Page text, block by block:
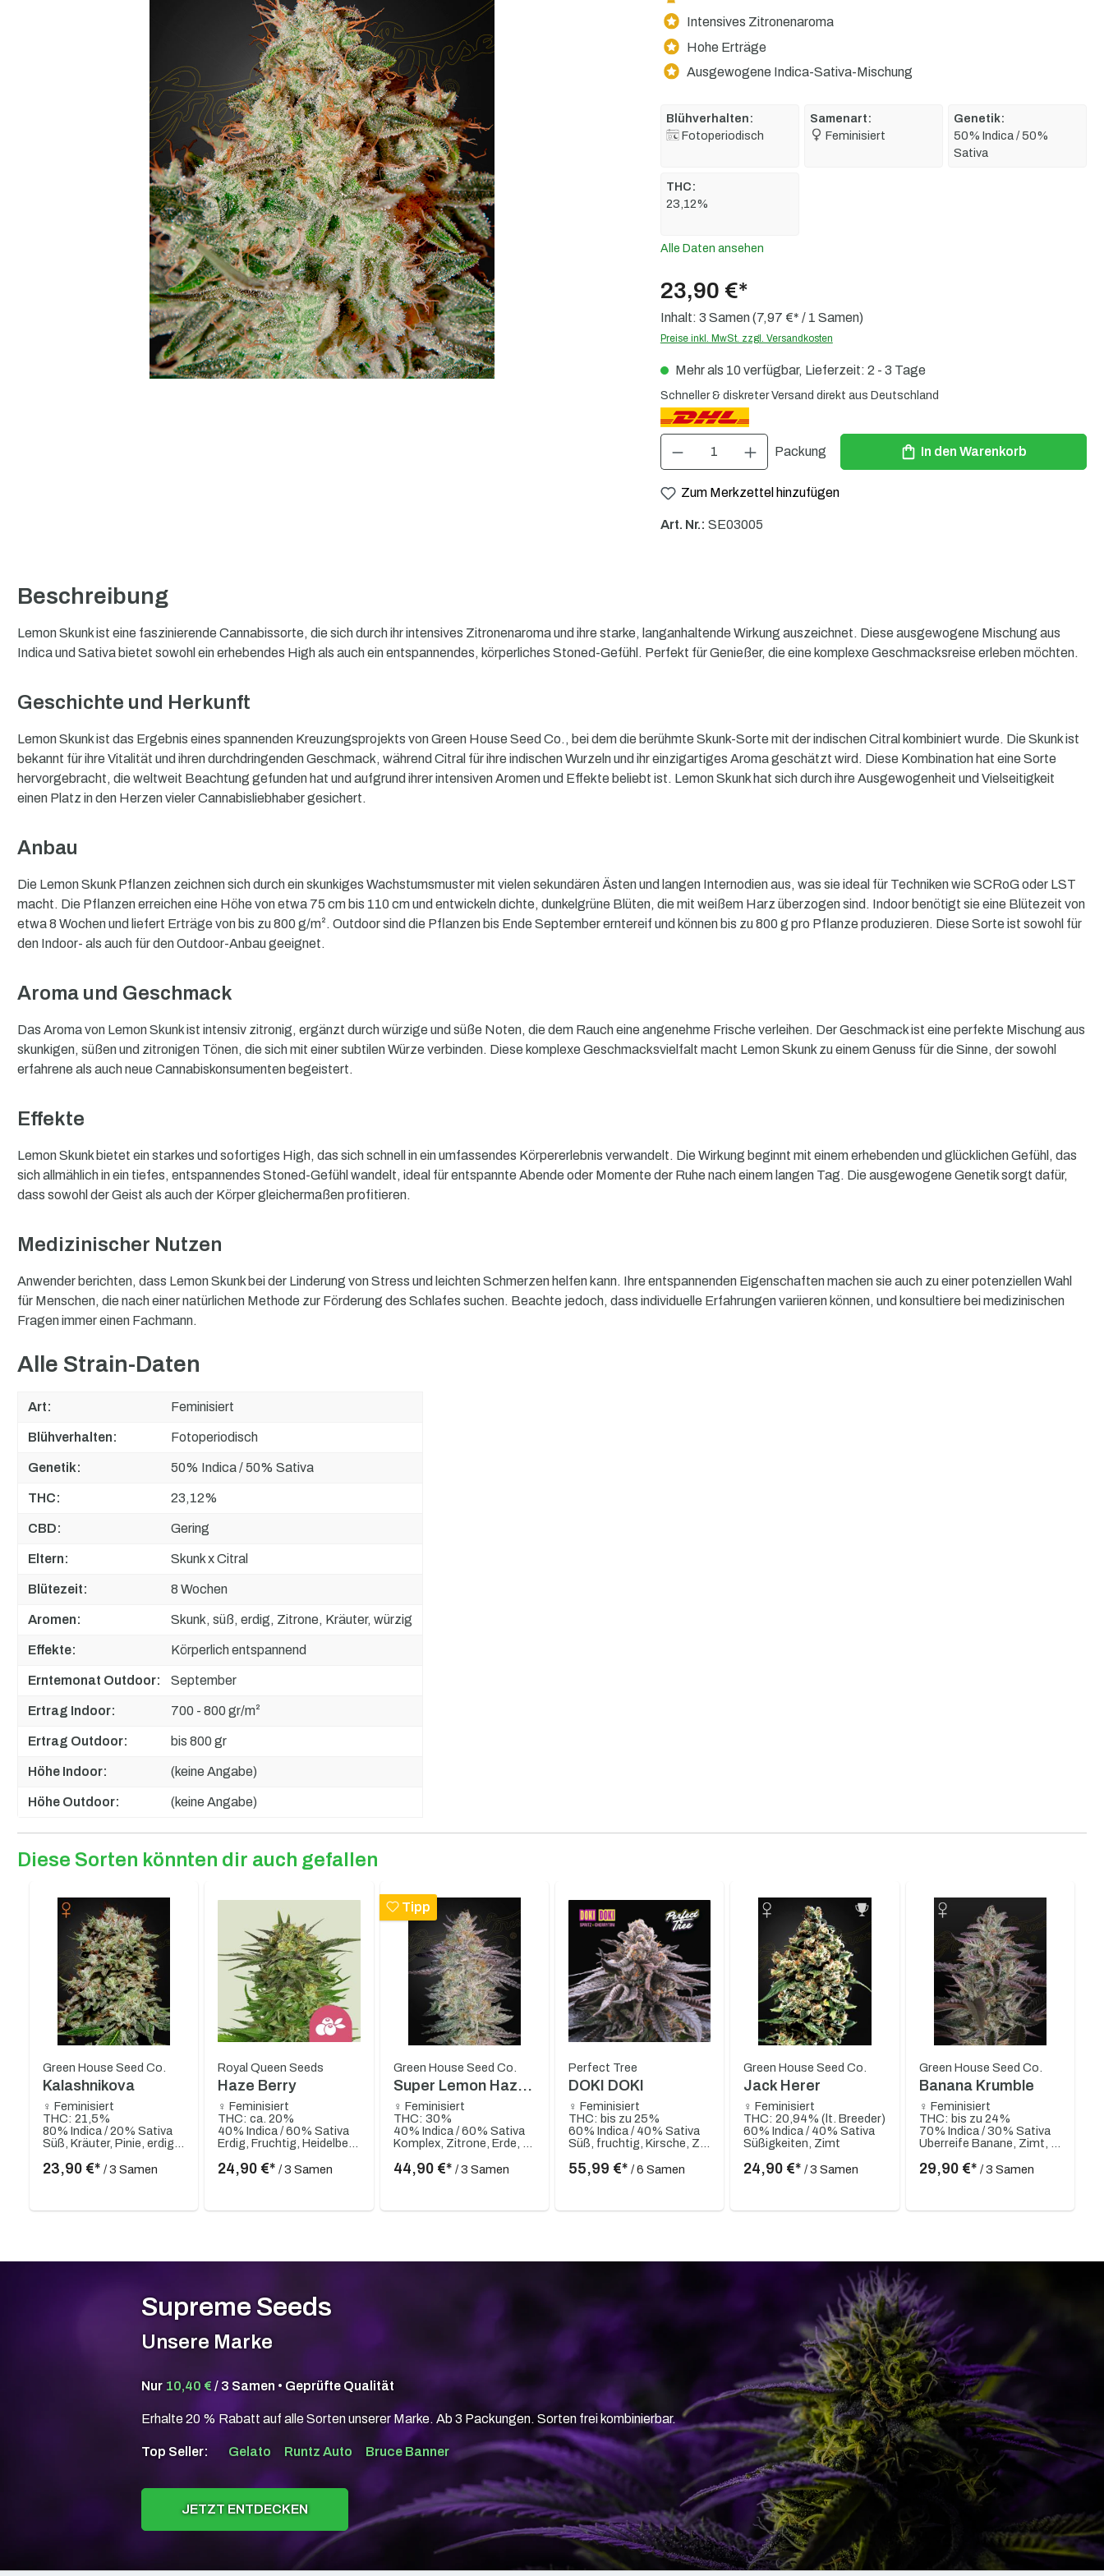
Intensives Zitronenaroma
Hohe Erträge
Ausgewogene Indica-Sativa-Mischung
Blühverhalten:
Fotoperiodisch
Samenart:
Feminisiert
Genetik:
50% Indica / 50%
Sativa
THC:
23,12%
Alle Daten ansehen
23,90 €*
Inhalt: 3 Samen(7,97 €* / 1 Samen)
Preise inkl. MwSt. zzgl. Versandkosten
Mehr als 10 verfügbar, Lieferzeit: 2 - 3 Tage
Schneller & diskreter Versand direkt aus Deutschland
Produkt Anzahl: Gib den gewünschten Wert ein oder benutze die Schaltflächen um die Anzahl zu
Packung In den Warenkorb
Zum Merkzettel hinzufügen
Art. Nr.: SE03005
Beschreibung
Lemon Skunk ist eine faszinierende Cannabissorte, die sich durch ihr intensives Zitronenaroma und ihre starke, langanhaltende Wirkung auszeichnet. Diese ausgewogene Mischung aus
Indica und Sativa bietet sowohl ein erhebendes High als auch ein entspannendes, körperliches Stoned-Gefühl. Perfekt für Genießer, die eine komplexe Geschmacksreise erleben möchten.
Geschichte und Herkunft
Lemon Skunk ist das Ergebnis eines spannenden Kreuzungsprojekts von Green House Seed Co., bei dem die berühmte Skunk-Sorte mit der indischen Citral kombiniert wurde. Die Skunk ist
bekannt für ihre Vitalität und ihren durchdringenden Geschmack, während Citral für ihre indischen Wurzeln und ihr einzigartiges Aroma geschätzt wird. Diese Kombination hat eine Sorte
hervorgebracht, die weltweit Beachtung gefunden hat und aufgrund ihrer intensiven Aromen und Effekte beliebt ist. Lemon Skunk hat sich durch ihre Ausgewogenheit und Vielseitigkeit
einen Platz in den Herzen vieler Cannabisliebhaber gesichert.
Anbau
Die Lemon Skunk Pflanzen zeichnen sich durch ein skunkiges Wachstumsmuster mit vielen sekundären Ästen und langen Internodien aus, was sie ideal für Techniken wie SCRoG oder LST
macht. Die Pflanzen erreichen eine Höhe von etwa 75 cm bis 110 cm und entwickeln dichte, dunkelgrüne Blüten, die mit weißem Harz überzogen sind. Indoor benötigt sie eine Blütezeit von
etwa 8 Wochen und liefert Erträge von bis zu 800 g/m². Outdoor sind die Pflanzen bis Ende September erntereif und können bis zu 800 g pro Pflanze produzieren. Diese Sorte ist sowohl für
den Indoor- als auch für den Outdoor-Anbau geeignet.
Aroma und Geschmack
Das Aroma von Lemon Skunk ist intensiv zitronig, ergänzt durch würzige und süße Noten, die dem Rauch eine angenehme Frische verleihen. Der Geschmack ist eine perfekte Mischung aus
skunkigen, süßen und zitronigen Tönen, die sich mit einer subtilen Würze verbinden. Diese komplexe Geschmacksvielfalt macht Lemon Skunk zu einem Genuss für die Sinne, der sowohl
erfahrene als auch neue Cannabiskonsumenten begeistert.
Effekte
Lemon Skunk bietet ein starkes und sofortiges High, das sich schnell in ein umfassendes Körpererlebnis verwandelt. Die Wirkung beginnt mit einem erhebenden und glücklichen Gefühl, das
sich allmählich in ein tiefes, entspannendes Stoned-Gefühl wandelt, ideal für entspannte Abende oder Momente der Ruhe nach einem langen Tag. Die ausgewogene Genetik sorgt dafür,
dass sowohl der Geist als auch der Körper gleichermaßen profitieren.
Medizinischer Nutzen
Anwender berichten, dass Lemon Skunk bei der Linderung von Stress und leichten Schmerzen helfen kann. Ihre entspannenden Eigenschaften machen sie auch zu einer potenziellen Wahl
für Menschen, die nach einer natürlichen Methode zur Förderung des Schlafes suchen. Beachte jedoch, dass individuelle Erfahrungen variieren können, und konsultiere bei medizinischen
Fragen immer einen Fachmann.
Alle Strain-Daten
Art: Feminisiert
Blühverhalten: Fotoperiodisch
Genetik: 50% Indica / 50% Sativa
THC: 23,12%
CBD: Gering
Eltern: Skunk x Citral
Blütezeit: 8 Wochen
Aromen: Skunk, süß, erdig, Zitrone, Kräuter, würzig
Effekte: Körperlich entspannend
Erntemonat Outdoor: September
Ertrag Indoor: 700 - 800 gr/m²
Ertrag Outdoor: bis 800 gr
Höhe Indoor: (keine Angabe)
Höhe Outdoor: (keine Angabe)
Diese Sorten könnten dir auch gefallen
Green House Seed Co.
Kalashnikova
♀ Feminisiert
THC: 21,5%
80% Indica / 20% Sativa
23,90 €* / 3 Samen
Royal Queen Seeds
Haze Berry
♀ Feminisiert
THC: ca. 20%
40% Indica / 60% Sativa
24,90 €*/ 3 Samen
Tipp
Green House Seed Co.
Super Lemon Haze
x GMO
♀ Feminisiert
THC: 30%
40% Indica / 60% Sativa
44,90 €* / 3 Samen
Perfect Tree
DOKI DOKI
♀ Feminisiert
THC: bis zu 25%
60% Indica / 40% Sativa
55,99 €* / 6 Samen
Green House Seed Co.
Jack Herer
♀ Feminisiert
THC: 20,94% (lt. Breeder)
60% Indica / 40% Sativa
Süßigkeiten, Zimt
24,90 €*/ 3 Samen
Green House Seed Co.
Banana Krumble
♀ Feminisiert
THC: bis zu 24%
70% Indica / 30% Sativa
29,90 €* / 3 Samen
Supreme Seeds
Unsere Marke
Nur 10,40 € / 3 Samen • Geprüfte Qualität
Erhalte 20 % Rabatt auf alle Sorten unserer Marke. Ab 3 Packungen. Sorten frei kombinierbar.
Top Seller: Gelato Runtz Auto Bruce Banner
JETZT ENTDECKEN